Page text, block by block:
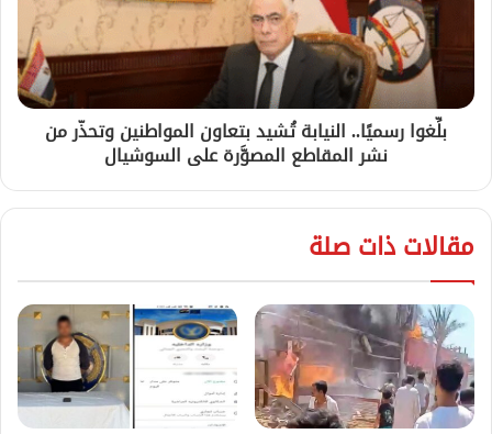
بلِّغوا رسميًا.. النيابة تُشيد بتعاون المواطنين وتحذّر من
نشر المقاطع المصوَّرة على السوشيال
مقالات ذات صلة